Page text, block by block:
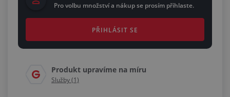
Pro volbu množství a nákup se prosím přihlaste.
PŘIHLÁSIT SE
Produkt upravíme na míru
Služby (1)